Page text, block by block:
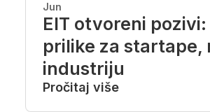
Jun
EIT otvoreni pozivi:
prilike za startape,
industriju
Pročitaj više